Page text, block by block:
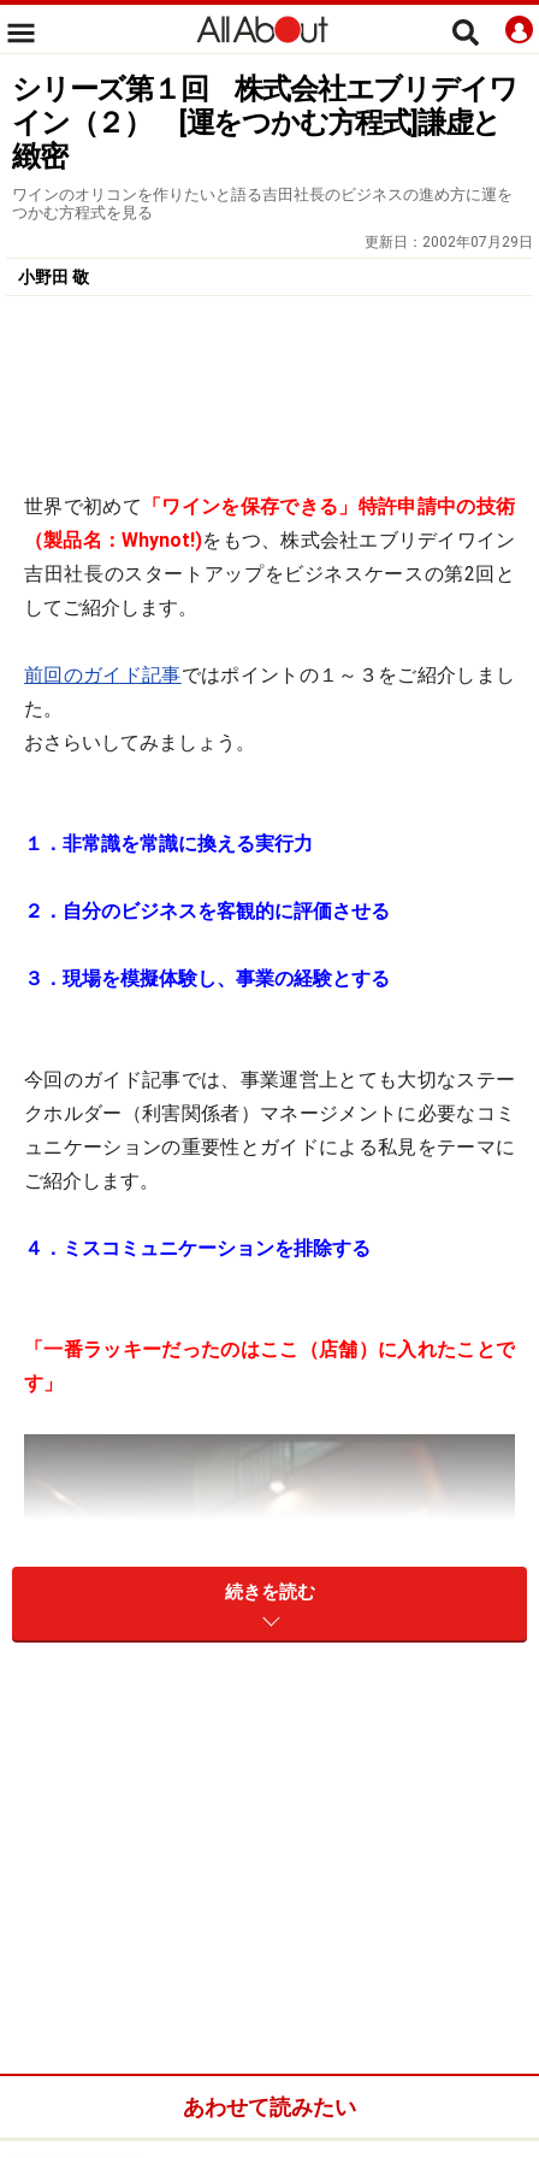
シリーズ第１回 株式会社エブリデイワ
イン（２） [運をつかむ方程式]謙虚と
緻密
ワインのオリコンを作りたいと語る吉田社長のビジネスの進め方に運を
つかむ方程式を見る
更新日： 2002年07月29日
小野田 敬
世界で初めて 「ワインを保存できる」特許申請中の技術
（製品名：Whynot!)をもつ、株式会社エブリデイワイン
吉田社長のスタートアップをビジネスケースの第2回と
してご紹介します。
前回のガイド記事ではポイントの１～３をご紹介しまし
た。
おさらいしてみましょう。
１．非常識を常識に換える実行力
２．自分のビジネスを客観的に評価させる
３．現場を模擬体験し、事業の経験とする
今回のガイド記事では、事業運営上とても大切なステー
クホルダー（利害関係者）マネージメントに必要なコミ
ュニケーションの重要性とガイドによる私見をテーマに
ご紹介します。
４．ミスコミュニケーションを排除する
「一番ラッキーだったのはここ（店舗）に入れたことで
す」
続きを読む
あわせて読みたい